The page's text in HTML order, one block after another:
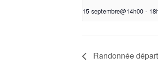
15 septembre@14h00 -
Randonnée